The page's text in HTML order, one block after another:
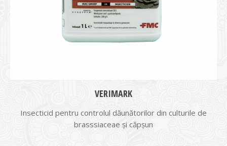
VERIMARK
Insecticid pentru controlul dăunătorilor din culturile de
brasssiaceae și căpșun